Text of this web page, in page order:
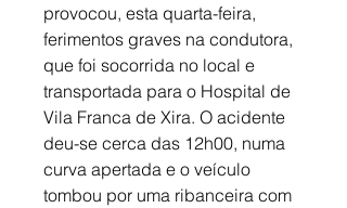
provocou, esta quarta-feira,
ferimentos graves na condutora,
que foi socorrida no local e
transportada para o Hospital de
Vila Franca de Xira. O acidente
deu-se cerca das 12h00, numa
curva apertada e o veículo
tombou por uma ribanceira com